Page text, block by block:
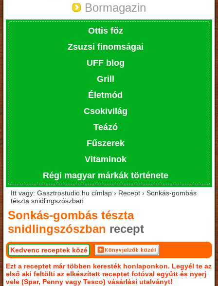
Bormagazin
Ottis főz
Zsuzsi finomságai
UFF blog
Grill
Életmód
Csokivilág
Teázó
Fűszerek
Vitaminok
Régi magyar márkák története
Itt vagy: Gasztrostudio.hu címlap › Recept › Sonkás-gombás
tészta snidlingszószban
Sonkás-gombás tészta
snidlingszószban recept
Kedvenc receptek közé
Ezt a receptet már többen keresték honlaponkon. Legyél te az
első aki feltölti az elkészített receptet fotóval együtt és nyerj
vele (Spar, Penny vagy Tesco) vásárlási utalványt!